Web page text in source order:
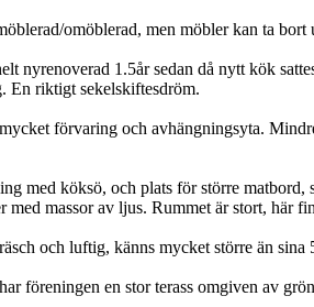
omöblerad, men möbler kan ta bort
nyrenoverad 1.5år sedan då nytt kök
En riktigt sekelskiftesdröm.
förvaring och avhängningsyta.
med köksö, och plats för större matbord,
med massor av ljus. Rummet är stort, här
och luftig, känns mycket större än
föreningen en stor terass omgiven av